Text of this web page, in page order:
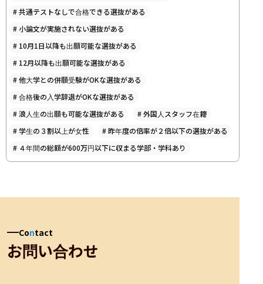
#共通テストなしで合格できる選抜がある
# 小論文が実施されない選抜がある
# 10月1日以降も出願可能な選抜がある
# 12月以降も出願可能な選抜がある
#他大学との併願受験がOKな選抜がある
#合格後の入学辞退がOKな選抜がある
#浪人生の出願も可能な選抜がある #外国人スタッフ在籍
# 学生の３割以上が女性 #昨年度の倍率が２倍以下の選抜がある
# ４年間の総額が600万円以下に収まる学部・学科あり
Contact
お問い合わせ